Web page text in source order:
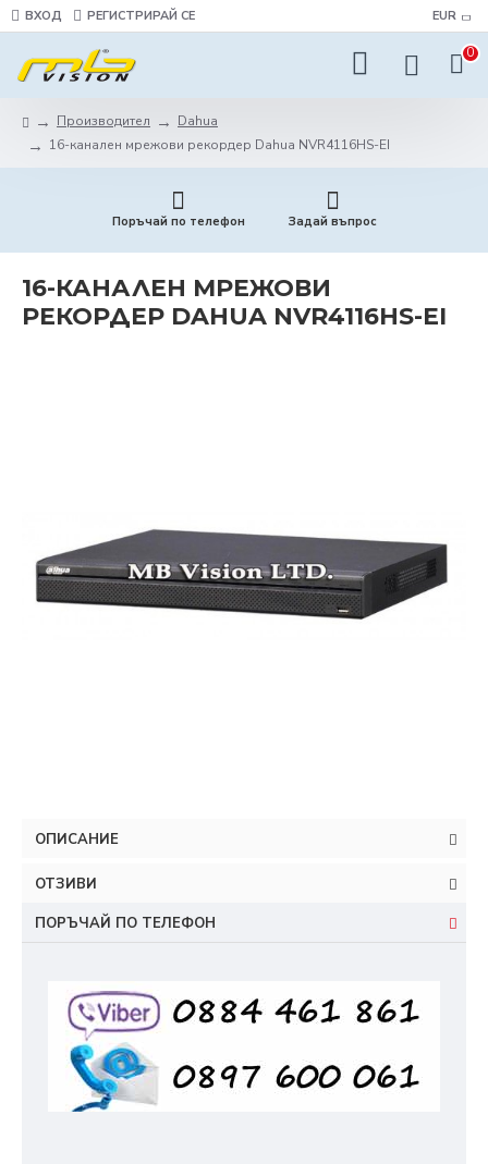
ВХОД РЕГИСТРИРАЙ СЕ EUR
0
Производител
Dahua
16-канален мрежови рекордер Dahua NVR4116HS-EI
Поръчай по телефон Задай въпрос
16-КАНАЛЕН МРЕЖОВИ
РЕКОРДЕР DAHUA NVR4116HS-EI
ОПИСАНИЕ
ОТЗИВИ
ПОРЪЧАЙ ПО ТЕЛЕФОН